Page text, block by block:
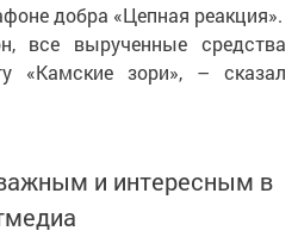
добра «Цепная реакция».
все вырученные средства
«Камские зори», – сказал
и интересным в